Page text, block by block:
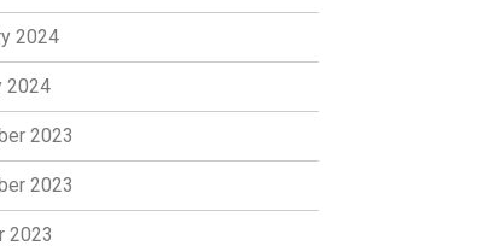
2024
2024
2023
2023
2023